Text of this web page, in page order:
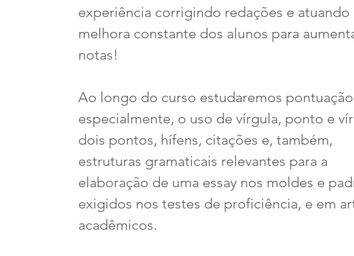
experiência corrigindo redações e atuando
melhora constante dos alunos para
notas!
Ao longo do curso estudaremos
especialmente, o uso de vírgula, ponto e
dois pontos, hífens, citações e, também,
estruturas gramaticais relevantes para a
elaboração de uma essay nos moldes e
exigidos nos testes de proficiência, e em
acadêmicos.